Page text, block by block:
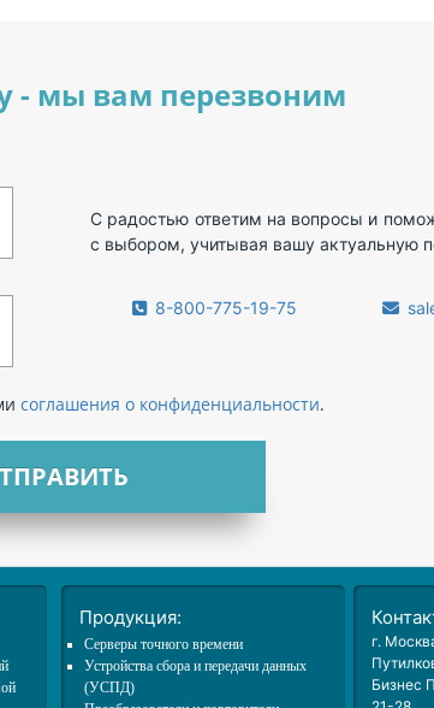
- мы вам перезвоним
С радостью ответим на вопросы и
с выбором, учитывая вашу актуальную
8-800-775-19-75
соглашения о конфиденциальности.
Продукция:
Cерверы точного времени
Устройства сбора и передачи данных
(УСПД)
г.
Бизнес